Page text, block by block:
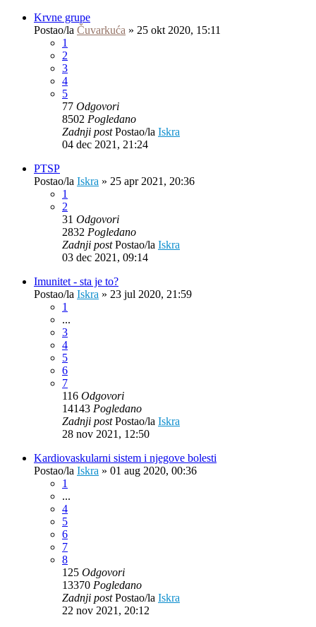
Krvne grupe
Postao/la Čuvarkuća » 25 okt 2020, 15:11
1
2
3
4
5
77 Odgovori
8502 Pogledano
Zadnji postPostao/la Iskra
04 dec 2021, 21:24
PTSP
Postao/la Iskra » 25 apr 2021, 20:36
1
2
31 Odgovori
2832 Pogledano
Zadnji postPostao/la Iskra
03 dec 2021, 09:14
Imunitet - sta je to?
Postao/la Iskra » 23 jul 2020, 21:59
1
...
3
4
5
6
7
116 Odgovori
14143 Pogledano
Zadnji postPostao/la Iskra
28 nov 2021, 12:50
Kardiovaskularni sistem i njegove bolesti
Postao/la Iskra » 01 aug 2020, 00:36
1
...
4
5
6
7
8
125 Odgovori
13370 Pogledano
Zadnji postPostao/la Iskra
22 nov 2021, 20:12